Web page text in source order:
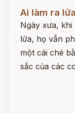
Ai làm ra
Ngày xưa,
lửa, họ vẫn
một cái ché
sắc của các